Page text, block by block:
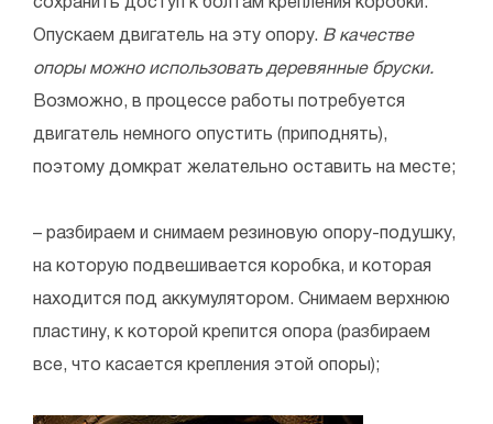
Опускаем двигатель на эту опору. В качестве
опоры можно использовать деревянные бруски.
Возможно, в процессе работы потребуется
двигатель немного опустить (приподнять),
поэтому домкрат желательно оставить на месте;
– разбираем и снимаем резиновую опору-подушку,
на которую подвешивается коробка, и которая
находится под аккумулятором. Снимаем верхнюю
пластину, к которой крепится опора (разбираем
все, что касается крепления этой опоры);